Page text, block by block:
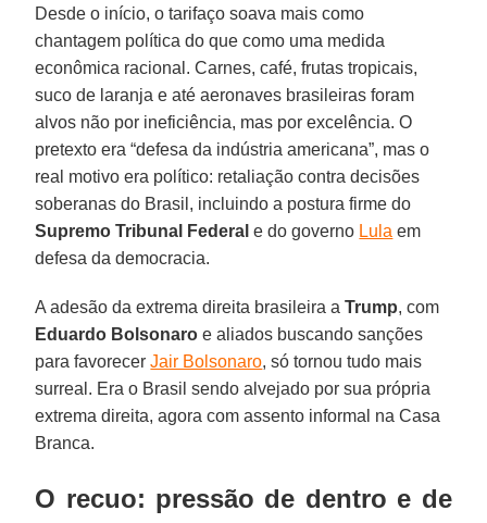
Desde o início, o tarifaço soava mais como
chantagem política do que como uma medida
econômica racional. Carnes, café, frutas tropicais,
suco de laranja e até aeronaves brasileiras foram
alvos não por ineficiência, mas por excelência. O
pretexto era “defesa da indústria americana”, mas o
real motivo era político: retaliação contra decisões
soberanas do Brasil, incluindo a postura firme do
Supremo Tribunal Federal e do governo Lula em
defesa da democracia.
A adesão da extrema direita brasileira aTrump, com
Eduardo Bolsonaro e aliados buscando sanções
para favorecerJair Bolsonaro, só tornou tudo mais
surreal. Era o Brasil sendo alvejado por sua própria
extrema direita, agora com assento informal na Casa
Branca.
O recuo: pressão de dentro e de